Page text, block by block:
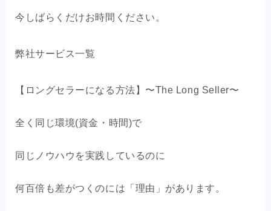
今しばらくだけお時間ください。
弊社サービス一覧
【ロングセラーになる方法】〜The Long Seller〜
全く同じ環境(資金・時間)で
同じノウハウを実践しているのに
何百倍も差がつくのには「理由」があります。